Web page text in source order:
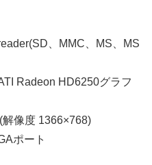
、MMC、MS、MS
Radeon HD6250グラフ
像度 1366×768)
ポート